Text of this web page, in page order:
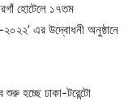
হোটেলে ১৭তম
২০২২’ এর উদ্বোধনী অনুষ্ঠানে
হচ্ছে ঢাকা-টরেন্টো